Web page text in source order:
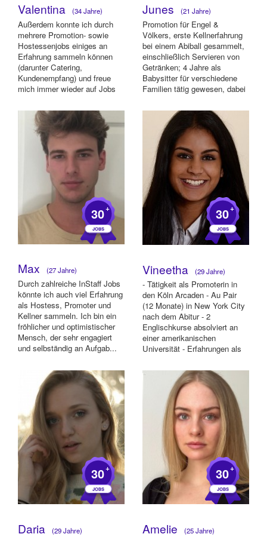
Valentina (34 Jahre)
Außerdem konnte ich durch
mehrere Promotion- sowie
Hostessenjobs einiges an
Erfahrung sammeln können
(darunter Catering,
Kundenempfang) und freue
mich immer wieder auf Jobs
Junes (21 Jahre)
Promotion für Engel &
Völkers, erste Kellnerfahrung
bei einem Abiball gesammelt,
einschließlich Servieren von
Getränken; 4 Jahre als
Babysitter für verschiedene
Familien tätig gewesen, dabei
30+
Max (27 Jahre)
Durch zahlreiche InStaff Jobs
könnte ich auch viel Erfahrung
als Hostess, Promoter und
Kellner sammeln. Ich bin ein
fröhlicher und optimistischer
Mensch, der sehr engagiert
und selbständig an Aufgab...
30+
Vineetha (29 Jahre)
- Tätigkeit als Promoterin in
den Köln Arcaden - Au Pair
(12 Monate) in New York City
nach dem Abitur - 2
Englischkurse absolviert an
einer amerikanischen
Universität - Erfahrungen als
30+
Daria (29 Jahre)
30+
Amelie (25 Jahre)